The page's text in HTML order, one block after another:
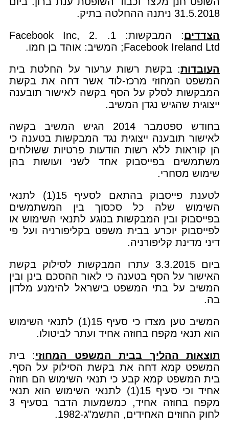
31.5.2018 ניתנה ההחלטה בתיק.
הצדדים
: המבקשות: 1. Facebook Inc, 2.
Facebook Ireland Ltd; המשיב: אוהד בן חמו.
העובדות: בקשת רשות ערעור על החלטת בית
המשפט המחוזי מרכז-לוד אשר דחה את בקשת
המבקשות לסלק על הסף בקשה לאישור תובענה
ייצוגית שהגיש נגדן המשיב.
בחודש ספטמבר 2014 הגיש המשיב בקשה
לאישור תובענה ייצוגית נגד המבקשות בטענה כי
הן קוראות ללא רשות הודעות פרטיות ששולחים
משתמשים בפייסבוק אחד לשני ועושות בהן
שימוש מסחרי.
לטענת פייסבוק בהתאם לסעיף 15(1) לתנאי
השימוש שלה כל סכסוך בין המשתמשים
בפייסבוק ובין המבקשות בנוגע לתנאי השימוש או
לפייסבוק יוכרע בבית משפט בקליפורניה ועל פי
דיני מדינת קליפורניה.
ביום 3.3.2015 עתרו המבקשות לסילוק בקשת
האישור על הסף בטענה כי לאור ההסכם בינן ובין
המשיב על בתי המשפט בישראל להימנע מלדון
בה.
המשיב טען מצדו כי סעיף 15(1) לתנאי השימוש
הוא תנאי מקפח בחוזה אחיד ועתר לביטולו.
תוצאות ההליך בבית המשפט המחוזי: בית
המשפט קמא דחה את בקשת הסילוק על הסף.
בית המשפט קמא קבע כי תנאי השימוש הם חוזה
אחיד וכי סעיף 15(1) לתנאי השימוש הוא תנאי
מקפח בחוזה אחיד, כמשמעות הדבר בסעיף 3
לחוק החוזים האחידים, התשמ"ג-1982.